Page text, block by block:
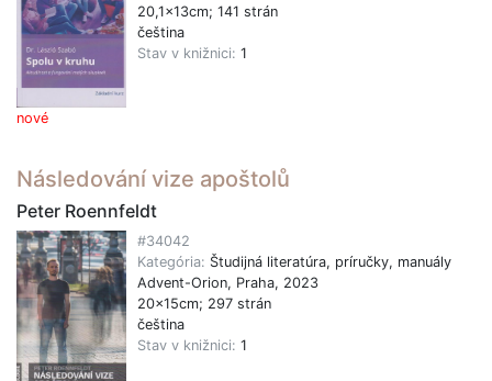
nové
20,1x13cm; 141 strán
čeština
Stav v knižnici: 1
Následování vize apoštolů
Peter Roennfeldt
#34042
Kategória: Študijná literatúra, príručky, manuály
Advent-Orion, Praha, 2023
20x15cm; 297 strán
čeština
Stav v knižnici: 1